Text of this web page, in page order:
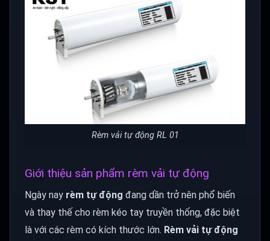
Rèm vải tự động RL 01
Giới thiệu sản phẩm rèm vải tự động
Ngày nay rèm tự động đang dần trở nên phổ biến
và thay thế cho rèm kéo tay truyền thống, đặc biệt
là với các rèm có kích thước lớn. Rèm vải tự động